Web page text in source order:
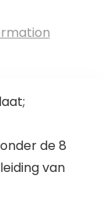
de 8
van